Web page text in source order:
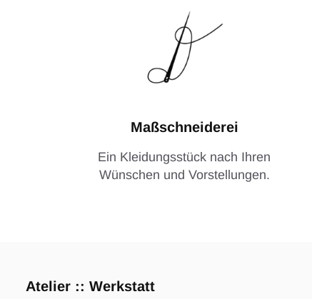
Maßschneiderei
Ein Kleidungsstück nach Ihren
Wünschen und Vorstellungen.
Atelier :: Werkstatt